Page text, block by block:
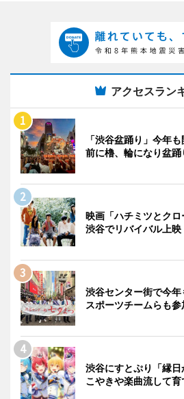
アクセスラン
「渋谷盆踊り」今年
前に櫓、輪になり盆踊
映画「ハチミツとクロ
渋谷でリバイバル上映
渋谷センター街で今
スポーツチームらも参
渋谷にすとぷり「縁
こやきや楽曲流して